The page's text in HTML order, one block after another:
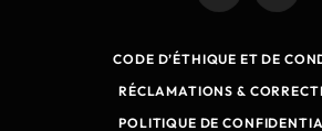
CODE D’ÉTHIQUE ET DE
RÉCLAMATIONS &
POLITIQUE DE